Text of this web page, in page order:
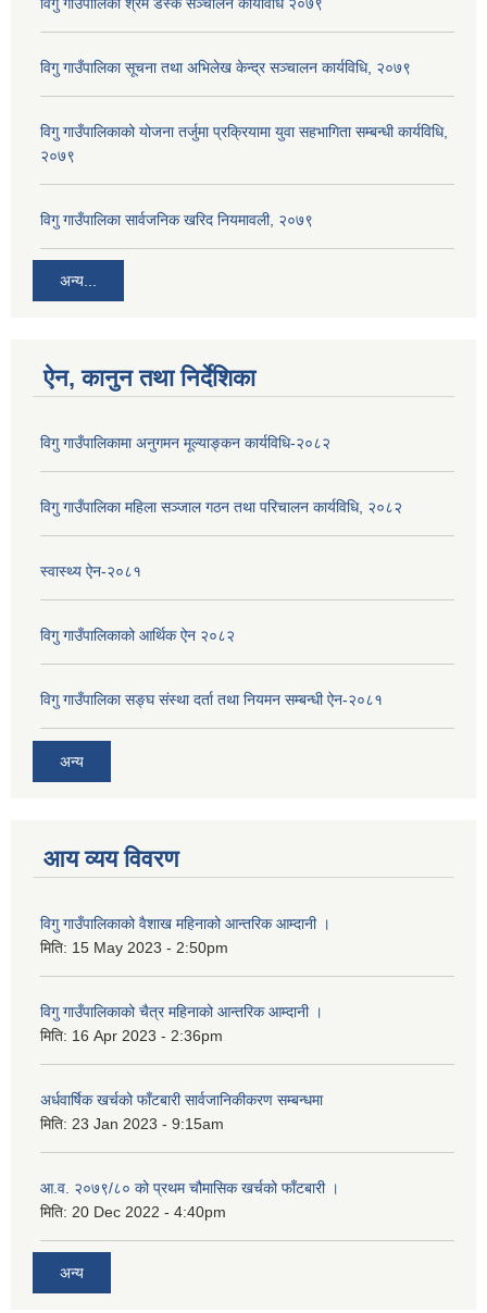
विगु गाउँपालिका सूचना तथा अभिलेख केन्द्र सञ्चालन कार्यविधि, २०७९
विगु गाउँपालिकाको योजना तर्जुमा प्रक्रियामा युवा सहभागिता सम्बन्धी कार्यविधि,
२०७९
विगु गाउँपालिका सार्वजनिक खरिद नियमावली, २०७९
अन्य...
ऐन, कानुन तथा निर्देशिका
विगु गाउँपालिकामा अनुगमन मूल्याङ्कन कार्यविधि-२०८२
विगु गाउँपालिका महिला सञ्जाल गठन तथा परिचालन कार्यविधि, २०८२
स्वास्थ्य ऐन-२०८१
विगु गाउँपालिकाको आर्थिक ऐन २०८२
विगु गाउँपालिका सङ्घ संस्था दर्ता तथा नियमन सम्बन्धी ऐन-२०८१
अन्य
आय व्यय विवरण
विगु गाउँपालिकाको वैशाख महिनाको आन्तरिक आम्दानी ।
मिति: 15 May 2023 - 2:50pm
विगु गाउँपालिकाको चैत्र महिनाको आन्तरिक आम्दानी ।
मिति: 16 Apr 2023 - 2:36pm
अर्धवार्षिक खर्चको फाँटबारी सार्वजानिकीकरण सम्बन्धमा
मिति: 23 Jan 2023 - 9:15am
आ.व. २०७९/८० को प्रथम चौमासिक खर्चको फाँटबारी ।
मिति: 20 Dec 2022 - 4:40pm
अन्य